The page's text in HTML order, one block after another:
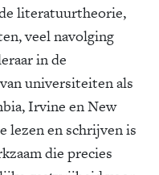
literatuurtheorie,
veel navolging
in de
universiteiten als
Irvine en New
lezen en schrijven is
die precies